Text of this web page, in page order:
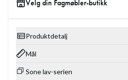
Velg din Fagmøbler-butikk
Produktdetalj
Mål
Sone lav-serien